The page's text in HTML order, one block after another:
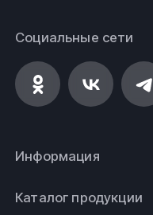
Социальные сети
Информация
Каталог продукции